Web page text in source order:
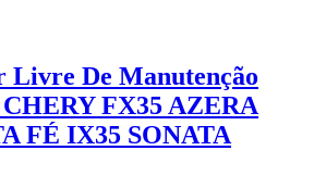
Livre De Manutenção
FX35 AZERA
FÉ IX35 SONATA